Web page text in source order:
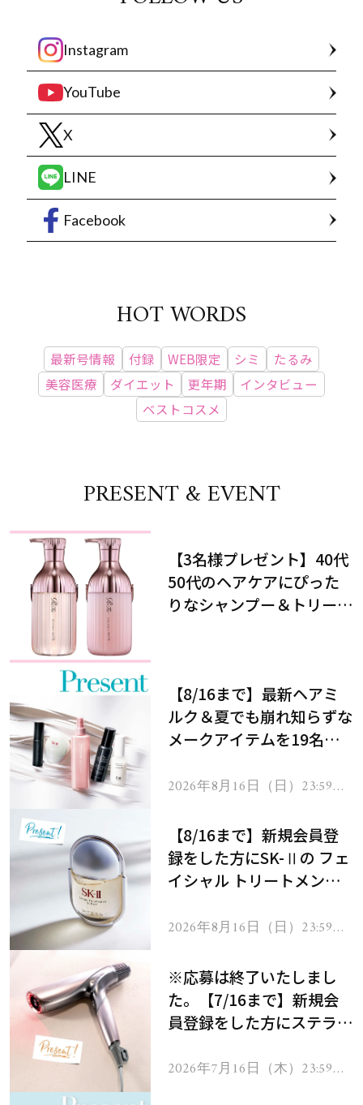
Instagram
YouTube
X
LINE
Facebook
HOT WORDS
最新号情報 付録 WEB限定 シミ
たるみ
美容医療
ダイエット 更年期
インタビュー
ベストコスメ
PRESENT & EVENT
【3名様プレゼント】40代
50代のヘアケアにぴった
りなシャンプー＆トリート
【8/16まで】最新ヘアミ
ルク＆夏でも崩れ知らずな
メークアイテムを19名様
2026年8月16日（日）23:59ま
【8/16まで】新規会員登
録をした方にSK-Ⅱの フェ
イシャル トリートメント
2026年8月16日（日）23:59ま
※応募は終了いたしまし
た。【7/16まで】新規会
員登録をした方にステラボ
ヘアドライヤー ジュエル
2026年7月16日（木）23:59ま